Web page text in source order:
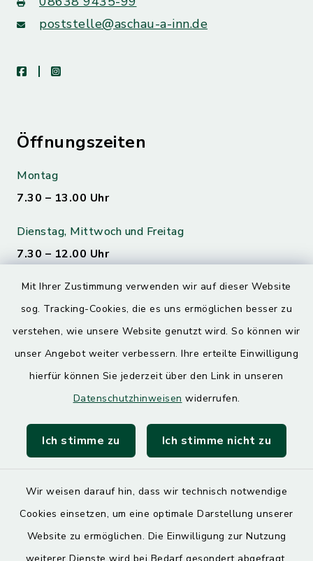
Mit Ihrer Zustimmung verwenden wir auf dieser Website
sog. Tracking-Cookies, die es uns ermöglichen besser zu
verstehen, wie unsere Website genutzt wird. So können wir
unser Angebot weiter verbessern. Ihre erteilte Einwilligung
hierfür können Sie jederzeit über den Link in unseren
Datenschutzhinweisen widerrufen.
Ich stimme zu Ich stimme nicht zu
Wir weisen darauf hin, dass wir technisch notwendige
Cookies einsetzen, um eine optimale Darstellung unserer
Website zu ermöglichen. Die Einwilligung zur Nutzung
poststelle@aschau-a-inn.de
facebookinstagram
Öffnungszeiten
Montag
7.30 – 13.00 Uhr
Dienstag, Mittwoch und Freitag
7.30 – 12.00 Uhr
Donnerstag
7.30 – 12.00 Uhr
13.00 – 17.30 Uhr
Quicklinks
SoNNe e. V.
Kontakt